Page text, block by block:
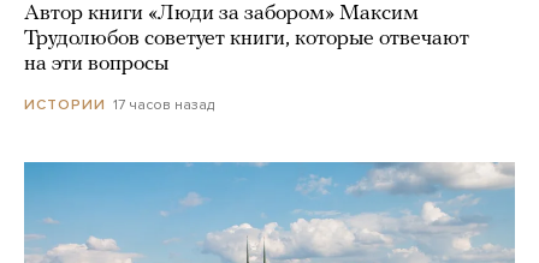
Автор книги «Люди за забором» Максим
Трудолюбов советует книги, которые отвечают
на эти вопросы
ИСТОРИИ 17 часов назад